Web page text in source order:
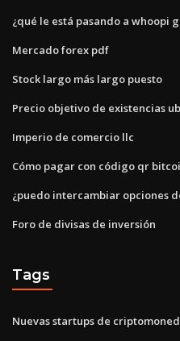
¿qué le está pasando a whoopi
Mercado forex pdf
Stock largo más largo puesto
Precio objetivo de existencias
Imperio de comercio llc
Cómo pagar con código qr
¿puedo intercambiar opciones
Foro de divisas de inversión
Tags
Nuevas startups de